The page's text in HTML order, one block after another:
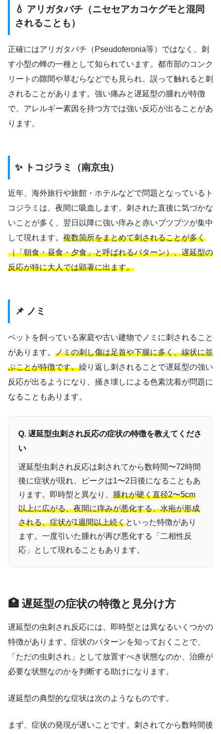
💧 アリガタバチ（ニセセアカコケグモと混同
されることも）
正確にはアリガタバチ（Pseudoferonia等）ではなく、刺
す小型の蜂の一種として知られています。都市部のコンク
リートの隙間や草むらなどでも見られ、誤って触れると刺
されることがあります。強い痛みと遅延型の腫れが特徴
で、アレルギー素因を持つ方では強い反応が出ることがあ
ります。
✨ トコジラミ（南京虫）
近年、海外旅行や旅館・ホテルなどで問題となっているト
コジラミは、夜間に吸血します。刺された直後に気づかな
いことが多く、翌日以降に強い痒みと赤いブツブツが集中
して現れます。 複数箇所をまとめて刺されることが多く
（「朝食・昼食・夕食」と呼ばれるパターン）、遅延型の
反応が特に大人では顕著に出ます。
📌 ノミ
ペットを飼っている家庭や古い建物でノミに刺されること
があります。 ノミの刺し傷は足首や下腿に多く、線状に並
ぶことが特徴です。繰り返し刺されることで遅延型の強い
反応が出るようになり、掻き壊しによる色素沈着が問題に
なることもあります。
Q. 遅延型虫刺され反応の症状の特徴を教えてくださ
い
遅延型虫刺され反応は刺されてから数時間〜72時間
後に症状が現れ、ピークは1〜2日後になることもあ
ります。即時型と異なり、 腫れが硬く直径2〜5cm
以上に広がる、夜間に痒みが悪化する、水疱が形成
される、症状が1週間以上続くといった特徴があり
ます。一度引いた腫れが再び悪化する「二相性反
応」として現れることもあります。
🏥 遅延型の症状の特徴と見分け方
遅延型の虫刺され反応には、即時型とは異なるいくつかの
特徴があります。症状のパターンを知っておくことで、
「ただの虫刺され」として放置すべき状態なのか、治療が
必要な状態なのかを判断する助けになります。
遅延型の典型的な症状は次のようなものです。
まず、症状の発現が遅いことです。刺されてから数時間後